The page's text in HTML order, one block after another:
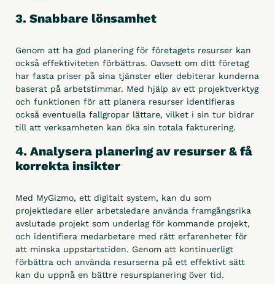
Visma Lön 300 / 600
Fortnox Lön
Crona Lön
Kontek Lön
Edisson Lön
3. Snabbare lönsamhet
Genom att ha god planering för företagets resurser kan
också effektiviteten förbättras. Oavsett om ditt företag
har fasta priser på sina tjänster eller debiterar kunderna
baserat på arbetstimmar. Med hjälp av ett projektverktyg
och funktionen för att planera resurser identifieras
också eventuella fallgropar lättare, vilket i sin tur bidrar
till att verksamheten kan öka sin totala fakturering.
4. Analysera planering av resurser & få
korrekta insikter
Med MyGizmo, ett digitalt system, kan du som
projektledare eller arbetsledare använda framgångsrika
avslutade projekt som underlag för kommande projekt,
och identifiera medarbetare med rätt erfarenheter för
att minska uppstartstiden. Genom att kontinuerligt
förbättra och använda resurserna på ett effektivt sätt
kan du uppnå en bättre resursplanering över tid.